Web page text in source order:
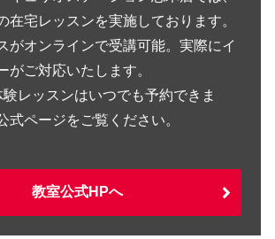
在宅レッスンを実施しております。
がオンラインで受講可能。実際にイ
がご対応いたします。
レッスンはいつでも予約できま
式ページをご覧ください。
教室公式HPへ